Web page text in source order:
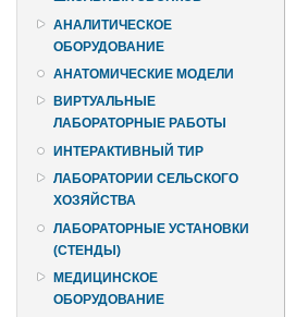
АНАЛИТИЧЕСКОЕ
ОБОРУДОВАНИЕ
АНАТОМИЧЕСКИЕ МОДЕЛИ
ВИРТУАЛЬНЫЕ
ЛАБОРАТОРНЫЕ РАБОТЫ
ИНТЕРАКТИВНЫЙ ТИР
ЛАБОРАТОРИИ СЕЛЬСКОГО
ХОЗЯЙСТВА
ЛАБОРАТОРНЫЕ УСТАНОВКИ
(СТЕНДЫ)
МЕДИЦИНСКОЕ
ОБОРУДОВАНИЕ